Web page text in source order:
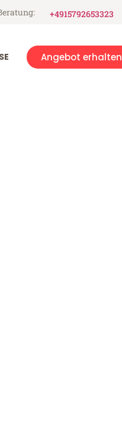
+4915792653323
Angebot erhalten